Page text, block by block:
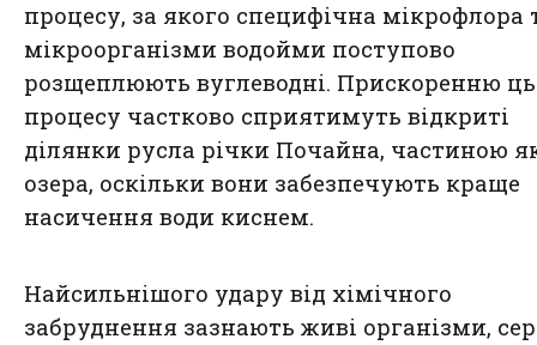
процесу, за якого специфічна мікрофлора
мікроорганізми водойми поступово
розщеплюють вуглеводні. Прискоренню
процесу частково сприятимуть відкриті
ділянки русла річки Почайна, частиною
озера, оскільки вони забезпечують краще
насичення води киснем.
Найсильнішого удару від хімічного
забруднення зазнають живі організми,